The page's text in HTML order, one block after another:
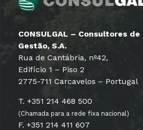
CONSULGAL – Consultores de
Gestão, S.A.
Rua de Cantábria, nº42,
Edifício 1 – Piso 2
2775-711 Carcavelos – Portugal
T. +351 214 468 500
(Chamada para a rede fixa nacional)
F. +351 214 411 607